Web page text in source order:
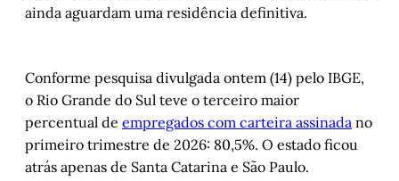
ainda aguardam uma residência definitiva.
Conforme pesquisa divulgada ontem (14) pelo IBGE,
o Rio Grande do Sul teve o terceiro maior
percentual de empregados com carteira assinada no
primeiro trimestre de 2026: 80,5%. O estado ficou
atrás apenas de Santa Catarina e São Paulo.